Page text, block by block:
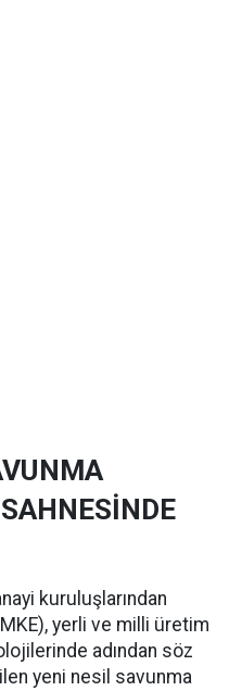
kuruluşlarından
yerli ve milli üretim
adından söz
yeni nesil savunma